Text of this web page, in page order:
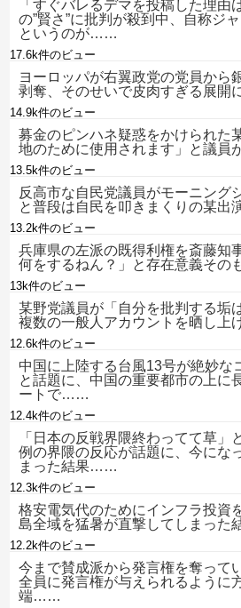
「すぐバレるデマを投稿した理由
の”賢さ”に批判が殺到中、自称ジ
というのが……
17.6k件のビュー
ヨーロッパが右翼政党の党員から
剥奪、そのせいで皮肉すぎる展
14.9k件のビュー
募金のピンハネ疑惑をかけられた
地のために使用されます」と議
13.5k件のビュー
反高市な自民党議員がモーニング
と普段は自民を叩きまくりの某
13.2k件のビュー
兵庫県の左派の既得利権を斎藤知
何をするねん？」と存在意義そ
13k件のビュー
某野党議員が「自分を批判する垢
複数の一般人アカウントを晒し
12.6k件のビュー
中国に上陸する台風13号が絶妙な
と話題に、中国の重要都市の上に
ートで……
12.4k件のビュー
「日本の反戦界隈終わってて草」
例の界隈の反応が話題に、今にな
まった結果……
12.3k件のビュー
格安電気代のためにインフラ投資
島全域を猛暑が直撃してしまっ
12.2k件のビュー
今まで賛成派から発言権を奪って
全員に発言権が与えられるように
端……